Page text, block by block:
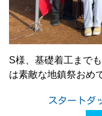
S様、基礎着工まで
は素敵な地鎮祭お
スタートダ